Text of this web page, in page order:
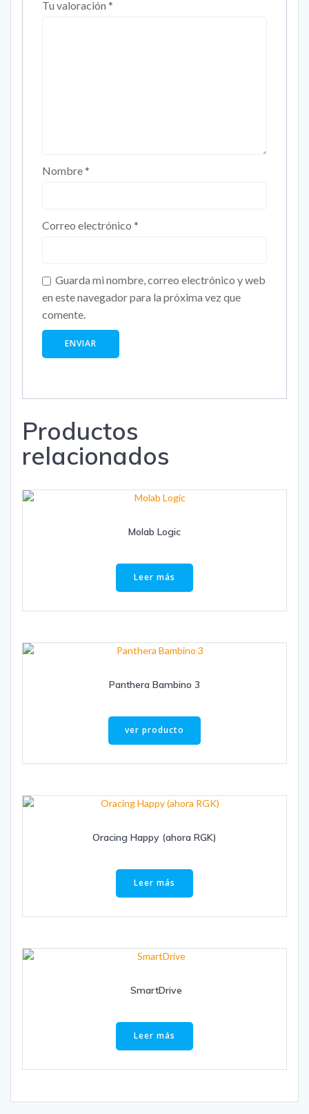
Tu valoración *
Nombre*
Correo electrónico *
Guarda mi nombre, correo electrónico y web
en este navegador para la próxima vez que
comente.
Productos
relacionados
Molab Logic
Leer más
Panthera Bambino 3
ver producto
Oracing Happy (ahora RGK)
Leer más
SmartDrive
Leer más